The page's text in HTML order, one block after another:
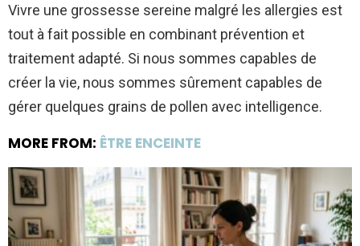
Vivre une grossesse sereine malgré les allergies est
tout à fait possible en combinant prévention et
traitement adapté. Si nous sommes capables de
créer la vie, nous sommes sûrement capables de
gérer quelques grains de pollen avec intelligence.
MORE FROM: ÊTRE ENCEINTE